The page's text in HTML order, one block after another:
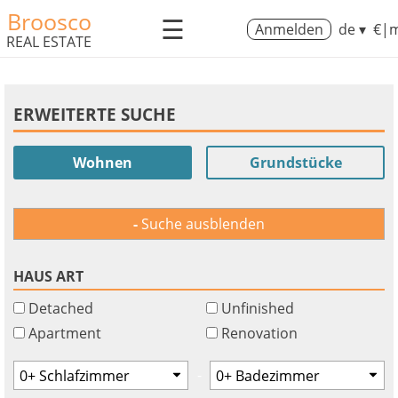
Broosco
REAL ESTATE ☰ Anmelden de ▾
ERWEITERTE SUCHE
Wohnen Grundstücke
Suche ausblenden
HAUS ART
Detached
Apartment
Unfinished
Renovation